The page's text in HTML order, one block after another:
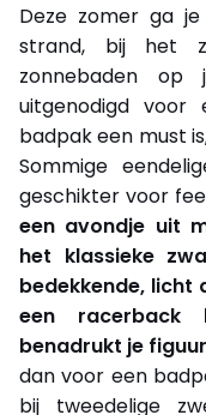
Deze zomer ga
strand, bij het
zonnebaden
uitgenodigd
badpak een must
Sommige
geschikter voor
een avondje uit
het klassieke
bedekkende, licht
een
benadrukt je
dan voor een
bij tweedelige